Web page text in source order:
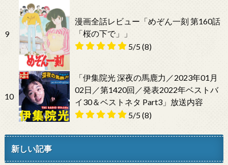
9
漫画全話レビュー「めぞん一刻 第160話
「桜の下で」」
5/5(8)
10
「伊集院光 深夜の馬鹿力／2023年01月
02日／第1420回／発表2022年ベストバ
イ30＆ベストネタ Part3」放送内容
5/5(8)
新しい記事